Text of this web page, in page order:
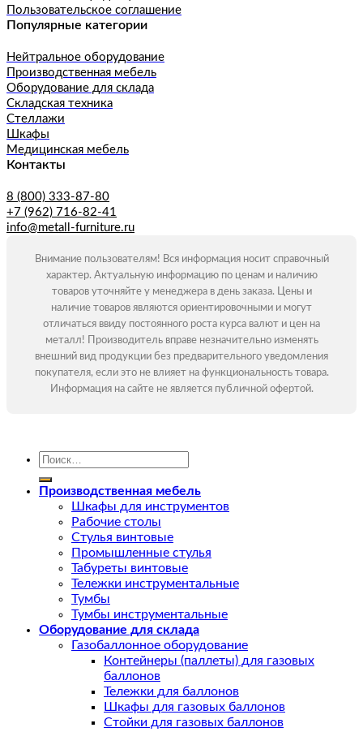
Пользовательское соглашение
Популярные категории
Нейтральное оборудование
Производственная мебель
Оборудование для склада
Складская техника
Стеллажи
Шкафы
Медицинская мебель
Контакты
8 (800) 333-87-80
+7 (962) 716-82-41
info@metall-furniture.ru
Внимание пользователям! Вся информация носит справочный
характер. Актуальную информацию по ценам и наличию
товаров уточняйте у менеджера в день заказа. Цены и
наличие товаров являются ориентировочными и могут
отличаться ввиду постоянного роста курса валют и цен на
металл! Производитель вправе незначительно изменять
внешний вид продукции без предварительного уведомления
покупателя, если это не влияет на функциональность товара.
Информация на сайте не является публичной офертой.
Искать:
Производственная мебель
Шкафы для инструментов
Рабочие столы
Стулья винтовые
Промышленные стулья
Табуреты винтовые
Тележки инструментальные
Тумбы
Тумбы инструментальные
Оборудование для склада
Газобаллонное оборудование
Контейнеры (паллеты) для газовых
баллонов
Тележки для баллонов
Шкафы для газовых баллонов
Стойки для газовых баллонов